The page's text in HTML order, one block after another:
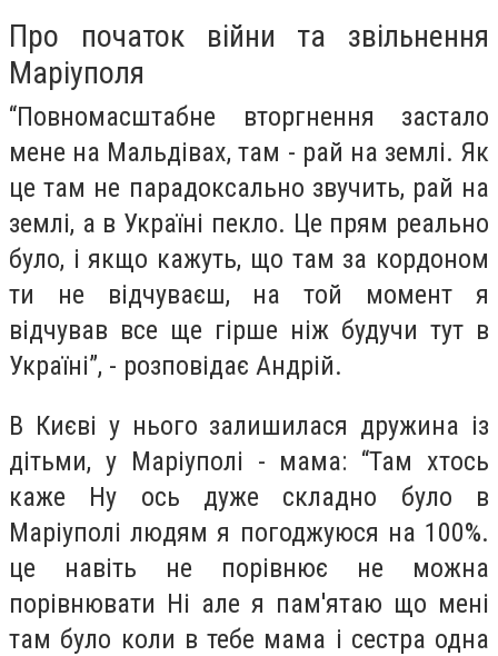
Про початок війни та звільнення
Маріуполя
“Повномасштабне вторгнення застало
мене на Мальдівах, там - рай на землі. Як
це там не парадоксально звучить, рай на
землі, а в Україні пекло. Це прям реально
було, і якщо кажуть, що там за кордоном
ти не відчуваєш, на той момент я
відчував все ще гірше ніж будучи тут в
Україні”, - розповідає Андрій.
В Києві у нього залишилася дружина із
дітьми, у Маріуполі - мама: “Там хтось
каже Ну ось дуже складно було в
Маріуполі людям я погоджуюся на 100%.
це навіть не порівнює не можна
порівнювати Ні але я пам'ятаю що мені
там було коли в тебе мама і сестра одна